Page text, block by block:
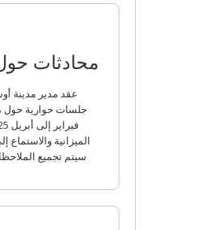
محادثات
عقد مدير مدينة
جلسات حوارية حول
الميزانية والاستماع
سيتم تجميع